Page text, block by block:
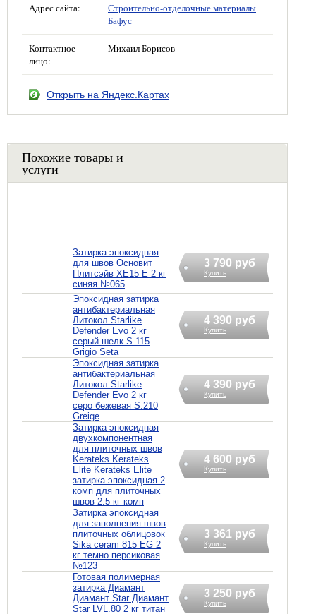
Адрес сайта:
Строительно-отделочные материалы
Бафус
Контактное
лицо:
Михаил Борисов
Открыть на Яндекс.Картах
Похожие товары и
услуги
Затирка эпоксидная
для швов Основит
Плитсэйв XE15 Е 2 кг
синяя №065
3 790 руб
Купить
Эпоксидная затирка
антибактериальная
Литокол Starlike
Defender Evo 2 кг
серый шелк S.115
Grigio Seta
4 390 руб
Купить
Эпоксидная затирка
антибактериальная
Литокол Starlike
Defender Evo 2 кг
серо бежевая S.210
Greige
4 390 руб
Купить
Затирка эпоксидная
двухкомпонентная
для плиточных швов
Kerateks Kerateks
Elite Kerateks Elite
затирка эпоксидная 2
комп для плиточных
швов 2.5 кг комп
4 600 руб
Купить
Затирка эпоксидная
для заполнения швов
плиточных облицовок
Sika ceram 815 EG 2
кг темно персиковая
№123
3 361 руб
Купить
Готовая полимерная
затирка Диамант
Диамант Star Диамант
Star LVL.80 2 кг титан
3 250 руб
Купить